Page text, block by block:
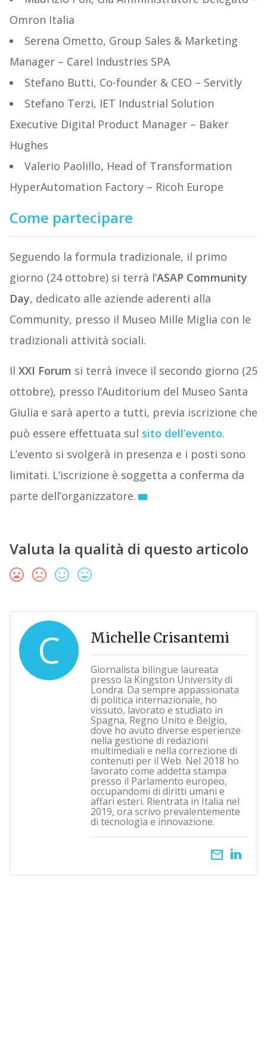
Omron Italia
Serena Ometto, Group Sales & Marketing
Manager – Carel Industries SPA
Stefano Butti, Co-founder & CEO – Servitly
Stefano Terzi, IET Industrial Solution
Executive Digital Product Manager – Baker
Hughes
Valerio Paolillo, Head of Transformation
HyperAutomation Factory – Ricoh Europe
Come partecipare
Seguendo la formula tradizionale, il primo
giorno (24 ottobre) si terrà l’ASAP Community
Day, dedicato alle aziende aderenti alla
Community, presso il Museo Mille Miglia con le
tradizionali attività sociali.
Il XXI Forum si terrà invece il secondo giorno (25
ottobre), presso l’Auditorium del Museo Santa
Giulia e sarà aperto a tutti, previa iscrizione che
può essere effettuata sul sito dell’evento.
L’evento si svolgerà in presenza e i posti sono
limitati. L’iscrizione è soggetta a conferma da
parte dell’organizzatore.
Valuta la qualità di questo articolo
C Michelle Crisantemi
Giornalista bilingue laureata
presso la Kingston University di
Londra. Da sempre appassionata
di politica internazionale, ho
vissuto, lavorato e studiato in
Spagna, Regno Unito e Belgio,
dove ho avuto diverse esperienze
nella gestione di redazioni
multimediali e nella correzione di
contenuti per il Web. Nel 2018 ho
lavorato come addetta stampa
presso il Parlamento europeo,
occupandomi di diritti umani e
affari esteri. Rientrata in Italia nel
2019, ora scrivo prevalentemente
di tecnologia e innovazione.
email